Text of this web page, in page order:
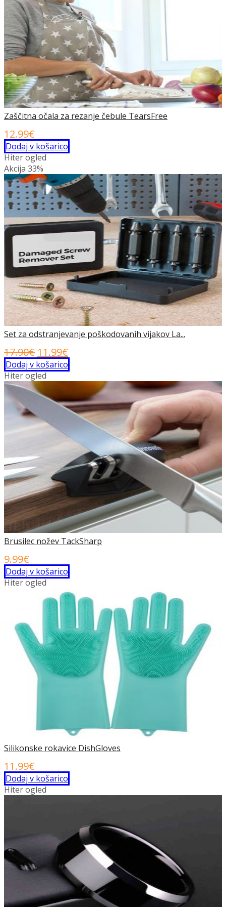
Zaščitna očala za rezanje čebule TearsFree
12.99€
Dodaj v košarico
Hiter ogled
Akcija 33%
Set za odstranjevanje poškodovanih vijakov La...
17.90€ Izvirna
cena
je
bila:
17.90€.
11.99€
cena
je:
11.99€.
Dodaj v košarico
Hiter ogled
Brusilec nožev TackSharp
9.99€
Dodaj v košarico
Hiter ogled
Silikonske rokavice DishGloves
11.99€
Dodaj v košarico
Hiter ogled